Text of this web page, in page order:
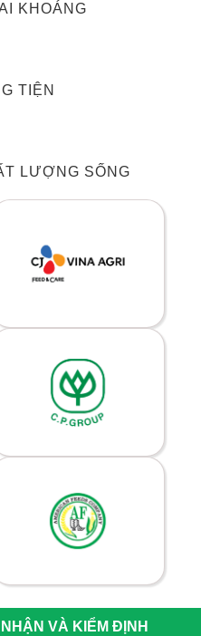
KHOÁNG
TIỆN
LƯỢNG SỐNG
VÀ KIỂM ĐỊNH